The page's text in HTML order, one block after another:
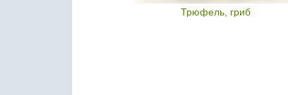
Трюфель, гриб